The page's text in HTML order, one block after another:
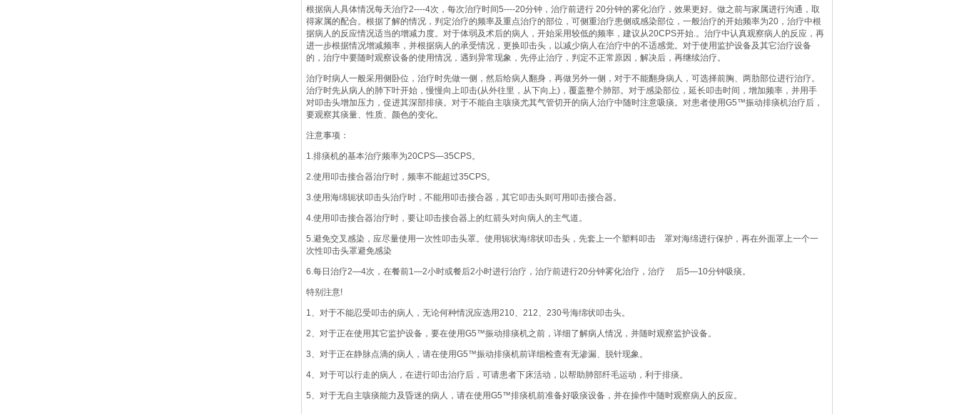
根据病人具体情况每天治疗2----4次，每次治疗时间5----20分钟，治疗前进行 20分钟的雾化治疗，效果更好。做之前与家属进行沟通，取
得家属的配合。根据了解的情况，判定治疗的频率及重点治疗的部位，可侧重治疗患侧或感染部位，一般治疗的开始频率为20，治疗中根
据病人的反应情况适当的增减力度。对于体弱及术后的病人，开始采用较低的频率，建议从20CPS开始.。治疗中认真观察病人的反应，再
进一步根据情况增减频率，并根据病人的承受情况，更换叩击头，以减少病人在治疗中的不适感觉。对于使用监护设备及其它治疗设备
的，治疗中要随时观察设备的使用情况，遇到异常现象，先停止治疗，判定不正常原因，解决后，再继续治疗。
治疗时病人一般采用侧卧位，治疗时先做一侧，然后给病人翻身，再做另外一侧，对于不能翻身病人，可选择前胸、两肋部位进行治疗。
治疗时先从病人的肺下叶开始，慢慢向上叩击(从外往里，从下向上)，覆盖整个肺部。对于感染部位，延长叩击时间，增加频率，并用手
对叩击头增加压力，促进其深部排痰。对于不能自主咳痰尤其气管切开的病人治疗中随时注意吸痰。对患者使用G5™振动排痰机治疗后，
要观察其痰量、性质、颜色的变化。
注意事项：
1.排痰机的基本治疗频率为20CPS—35CPS。
2.使用叩击接合器治疗时，频率不能超过35CPS。
3.使用海绵轭状叩击头治疗时，不能用叩击接合器，其它叩击头则可用叩击接合器。
4.使用叩击接合器治疗时，要让叩击接合器上的红箭头对向病人的主气道。
5.避免交叉感染，应尽量使用一次性叩击头罩。使用轭状海绵状叩击头，先套上一个塑料叩击 罩对海绵进行保护，再在外面罩上一个一
次性叩击头罩避免感染
6.每日治疗2—4次，在餐前1—2小时或餐后2小时进行治疗，治疗前进行20分钟雾化治疗，治疗 后5—10分钟吸痰。
特别注意!
1、对于不能忍受叩击的病人，无论何种情况应选用210、212、230号海绵状叩击头。
2、对于正在使用其它监护设备，要在使用G5™振动排痰机之前，详细了解病人情况，并随时观察监护设备。
3、对于正在静脉点滴的病人，请在使用G5™振动排痰机前详细检查有无渗漏、脱针现象。
4、对于可以行走的病人，在进行叩击治疗后，可请患者下床活动，以帮助肺部纤毛运动，利于排痰。
5、对于无自主咳痰能力及昏迷的病人，请在使用G5™排痰机前准备好吸痰设备，并在操作中随时观察病人的反应。